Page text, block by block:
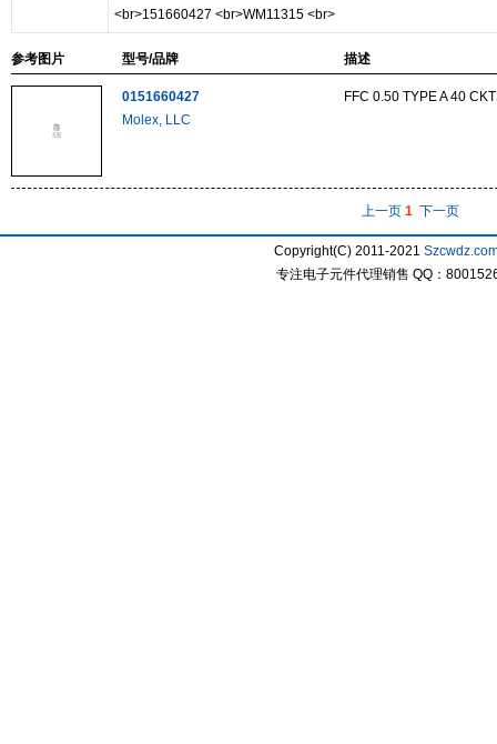
<br>151660427 <br>WM11315 <br>
参考图片 型号/品牌 描述
0151660427
Molex, LLC
FFC 0.50 TYPE A 40
上一页 1 下一页
Copyright(C) 2011-2021
专注电子元件代理销售 QQ：